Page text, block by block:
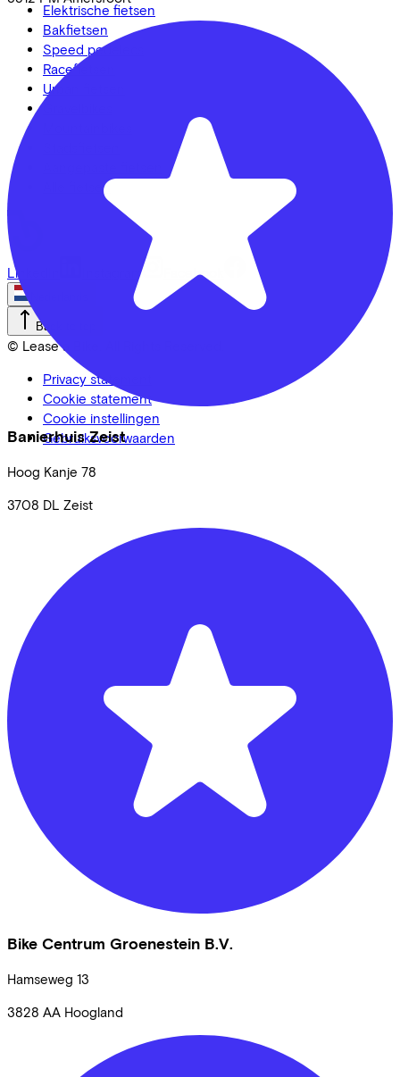
Banierhuis Zeist
Hoog Kanje 78
3708 DL Zeist
Bike Centrum Groenestein B.V.
Hamseweg 13
3828 AA Hoogland
Elektrische fietsen
Bakfietsen
Speed pedelecs
Racefietsen
Urban fietsen
Alle fietsen
LinkedIn Instagram Facebook
Back to top
© Lease a Bike. All Rights Reserved.
Privacy statement
Cookie statement
Cookie instellingen
Gebruiksvoorwaarden